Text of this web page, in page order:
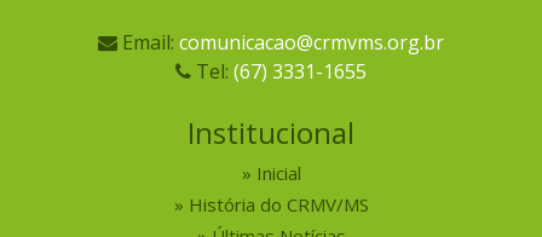
Email: comunicacao@crmvms.org.br
Tel: (67) 3331-1655
Institucional
Inicial
História do CRMV/MS